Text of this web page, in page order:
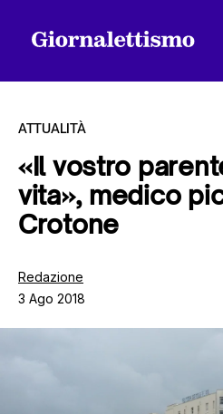
Tutti gli articoli
Chi siamo
ATTUALITÀ
«Il vostro
vita», medico
Crotone
Redazione
3 Ago 2018